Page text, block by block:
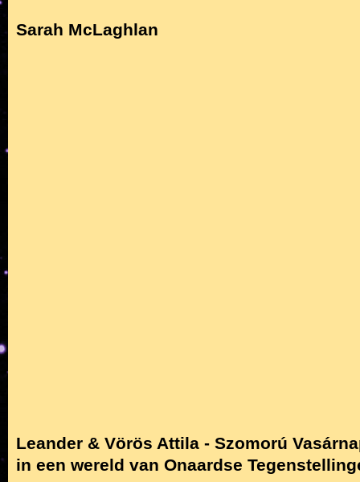
Sarah McLaghlan
Leander & Vörös Attila - Szomorú
in een wereld van Onaardse